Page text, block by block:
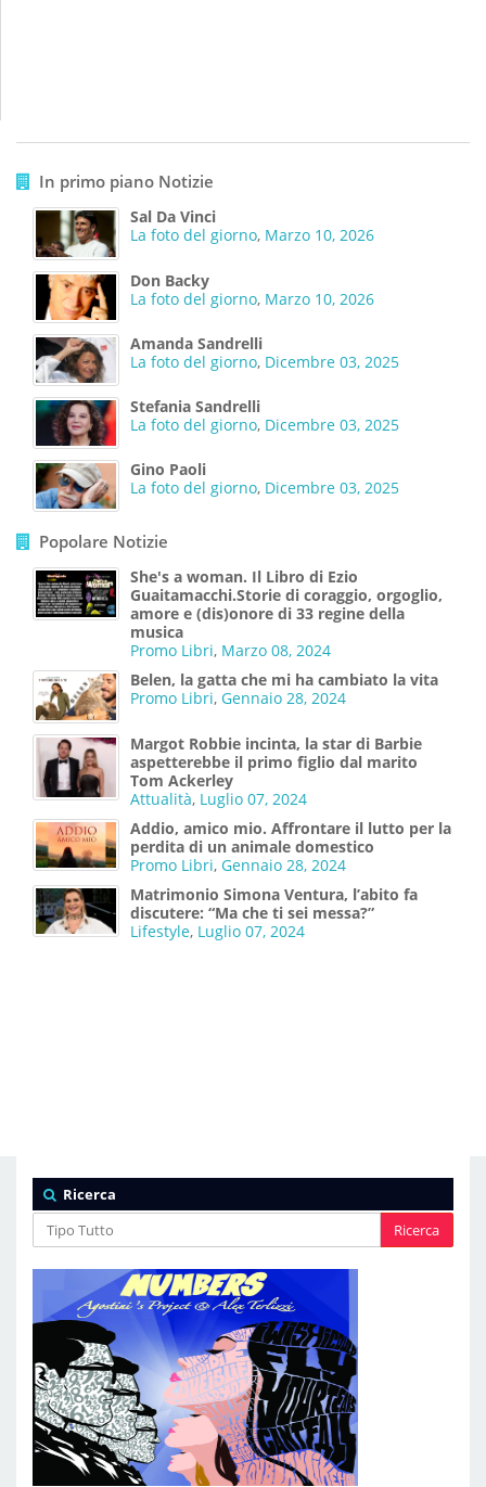
In primo piano Notizie
Sal Da Vinci
La foto del giorno, Marzo 10, 2026
Don Backy
La foto del giorno, Marzo 10, 2026
Amanda Sandrelli
La foto del giorno, Dicembre 03, 2025
Stefania Sandrelli
La foto del giorno, Dicembre 03, 2025
Gino Paoli
La foto del giorno, Dicembre 03, 2025
Popolare Notizie
She's a woman. Il Libro di Ezio
Guaitamacchi.Storie di coraggio, orgoglio,
amore e (dis)onore di 33 regine della
musica
Promo Libri, Marzo 08, 2024
Belen, la gatta che mi ha cambiato la vita
Promo Libri, Gennaio 28, 2024
Margot Robbie incinta, la star di Barbie
aspetterebbe il primo figlio dal marito
Tom Ackerley
Attualità, Luglio 07, 2024
Addio, amico mio. Affrontare il lutto per la
perdita di un animale domestico
Promo Libri, Gennaio 28, 2024
Matrimonio Simona Ventura, l’abito fa
discutere: “Ma che ti sei messa?”
Lifestyle, Luglio 07, 2024
Ricerca
Ricerca